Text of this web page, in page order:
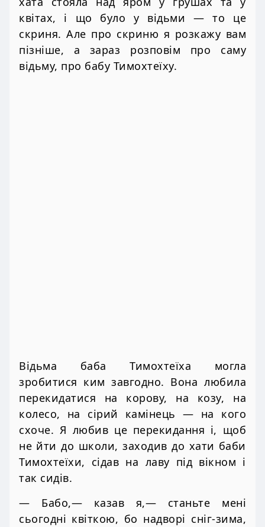
квітах, і що було у відьми — то це
скриня. Але про скриню я розкажу вам
пізніше, а зараз розповім про саму
відьму, про бабу Тимохтеїху.
Відьма баба Тимохтеїха могла
зробитися ким завгодно. Вона любила
перекидатися на корову, на козу, на
колесо, на сірий камінець — на кого
схоче. Я любив це перекидання і, щоб
не йти до школи, заходив до хати баби
Тимохтеїхи, сідав на лаву під вікном і
так сидів.
— Бабо,— казав я,— станьте мені
сьогодні квіткою, бо надворі сніг-зима,